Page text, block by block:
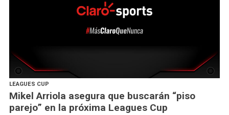
LEAGUES CUP
Mikel Arriola asegura que buscarán “piso
parejo” en la próxima Leagues Cup